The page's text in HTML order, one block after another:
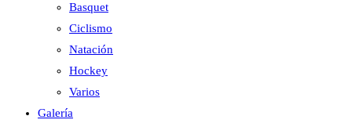
Basquet
Ciclismo
Natación
Hockey
Varios
Galería